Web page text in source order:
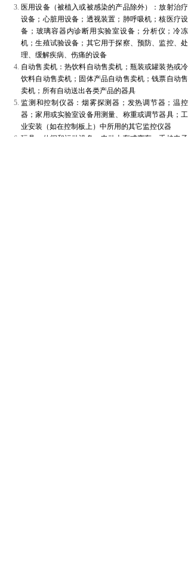
医用设备（被植入或被感染的产品除外）：放射治疗
设备；心脏用设备；透视装置；肺呼吸机；核医疗设
备；玻璃容器内诊断用实验室设备；分析仪；冷冻
机；生殖试验设备；其它用于探察、预防、监控、处
理、缓解疾病、伤痛的设备
自动售卖机：热饮料自动售卖机；瓶装或罐装热或冷
饮料自动售卖机；固体产品自动售卖机；钱票自动售
卖机；所有自动送出各类产品的器具
监测和控制仪器：烟雾探测器；发热调节器；温控
器；家用或实验室设备用测量、称重或调节器具；工
业安装（如在控制板上）中所用的其它监控仪器
玩具、休闲和运动设备：电动火车或赛车；手持电子